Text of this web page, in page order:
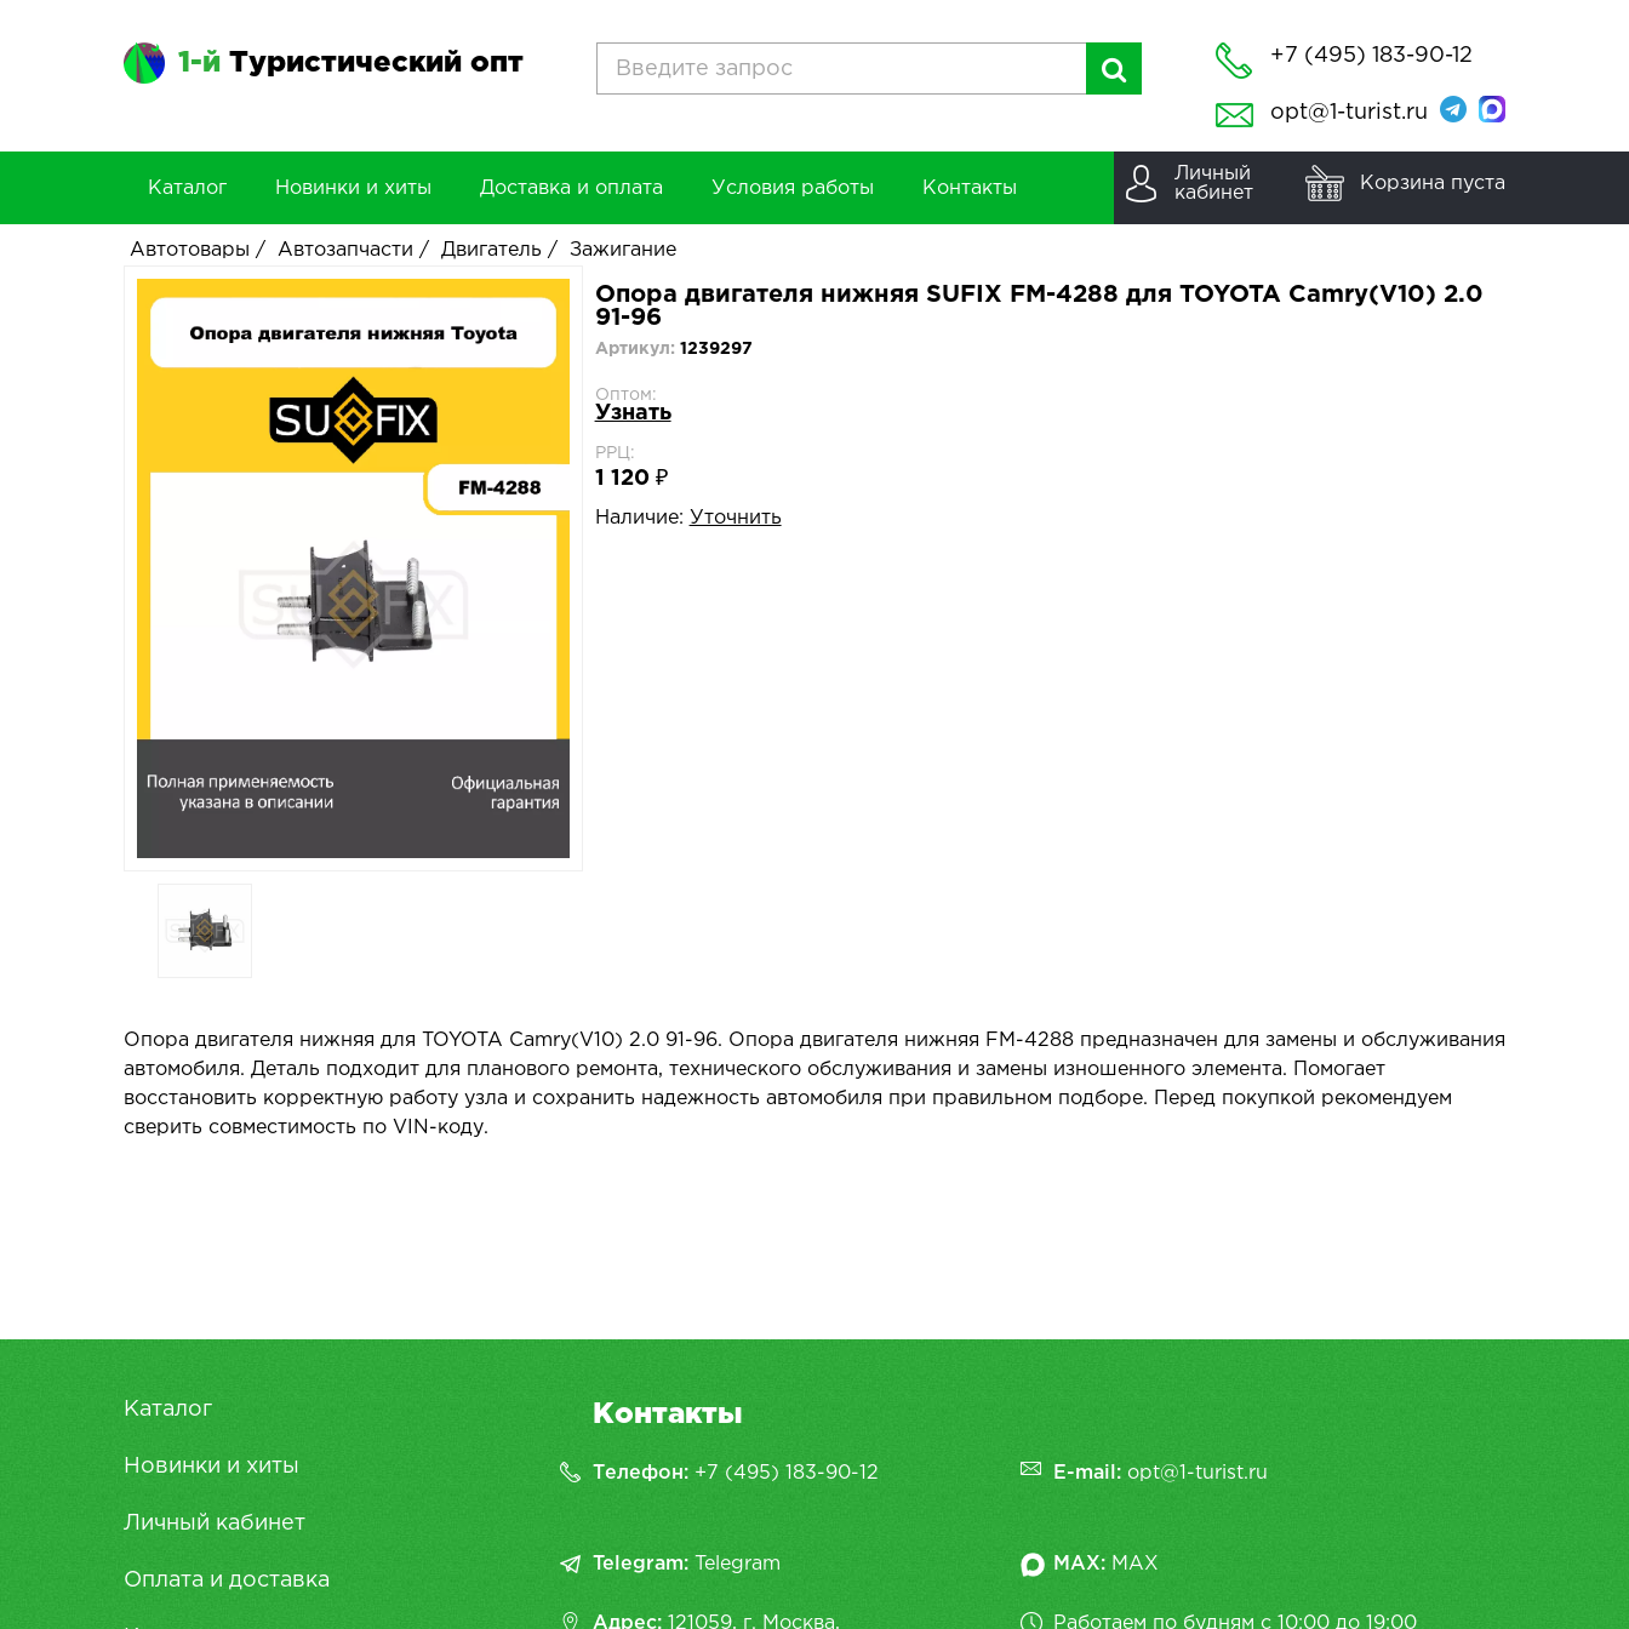
1-й Туристический опт +7 (495) 183-90-12
opt@1-turist.ru
Каталог Новинки и хиты Доставка и оплата Условия работы Контакты
Личный
кабинет
Корзина пуста
Автотовары / Автозапчасти / Двигатель / Зажигание
Опора двигателя нижняя SUFIX FM-4288 для TOYOTA Camry(V10) 2.0
91-96
Артикул: 1239297
Оптом:
Узнать
РРЦ:
1 120 ₽
Наличие: Уточнить
Опора двигателя нижняя для TOYOTA Camry(V10) 2.0 91-96. Опора двигателя нижняя FM-4288 предназначен для замены и обслуживания
автомобиля. Деталь подходит для планового ремонта, технического обслуживания и замены изношенного элемента. Помогает
восстановить корректную работу узла и сохранить надежность автомобиля при правильном подборе. Перед покупкой рекомендуем
сверить совместимость по VIN-коду.
Каталог
Новинки и хиты
Личный кабинет
Оплата и доставка
Контакты
Телефон: +7 (495) 183-90-12 E-mail: opt@1-turist.ru
Telegram: Telegram MAX: MAX
Адрес: 121059, г. Москва, Работаем по будням с 10:00 до 19:00